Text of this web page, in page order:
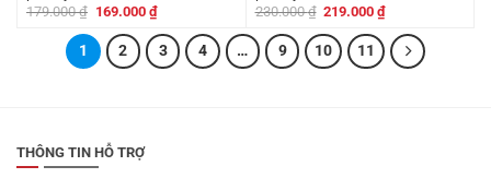
179.000₫ Giá
là:
179.000 ₫.
169.000 ₫Giá
hiện
tại
là:
169.000 ₫.
230.000₫ Giá
là:
230.000 ₫.
219.000₫Giá
tại
là:
219.000 ₫.
1 2 3 4 … 9 10 11
THÔNG TIN HỖ TRỢ